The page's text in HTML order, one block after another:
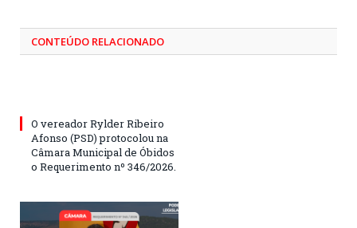
CONTEÚDO RELACIONADO
O vereador Rylder Ribeiro
Afonso (PSD) protocolou na
Câmara Municipal de Óbidos
o Requerimento nº 346/2026.